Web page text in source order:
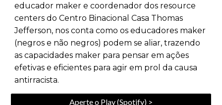
educador maker e coordenador dos resource
centers do Centro Binacional Casa Thomas
Jefferson, nos conta como os educadores maker
(negros e não negros) podem se aliar, trazendo
as capacidades maker para pensar em ações
efetivas e eficientes para agir em prol da causa
antirracista.
Aperte o Play (Spotify) >